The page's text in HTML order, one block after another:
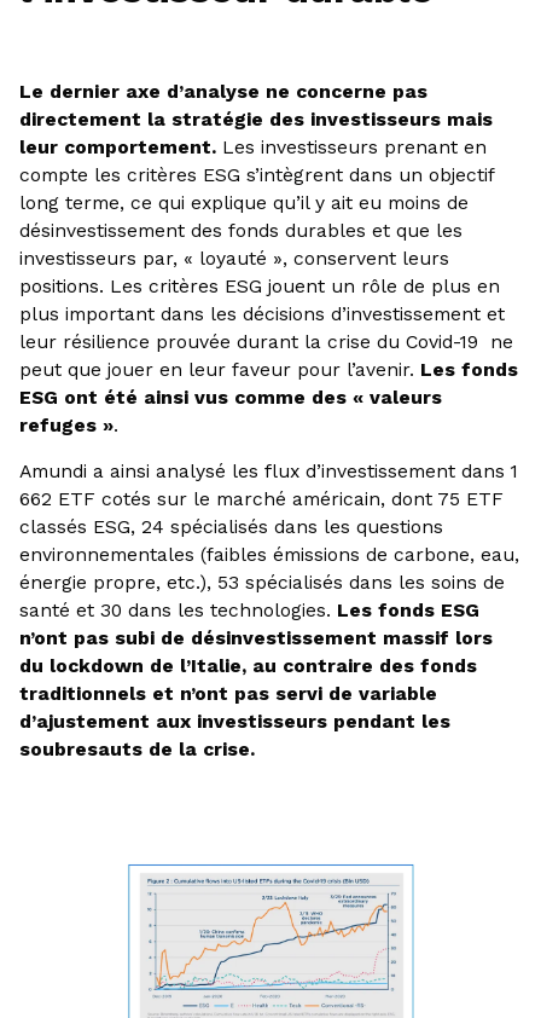
Le dernier axe d’analyse ne concerne pas
directement la stratégie des investisseurs mais
leur comportement. Les investisseurs prenant en
compte les critères ESG s’intègrent dans un objectif
long terme, ce qui explique qu’il y ait eu moins de
désinvestissement des fonds durables et que les
investisseurs par, « loyauté », conservent leurs
positions. Les critères ESG jouent un rôle de plus en
plus important dans les décisions d’investissement et
leur résilience prouvée durant la crise du Covid-19 ne
peut que jouer en leur faveur pour l’avenir. Les fonds
ESG ont été ainsi vus comme des « valeurs
refuges ».
Amundi a ainsi analysé les flux d’investissement dans 1
662 ETF cotés sur le marché américain, dont 75 ETF
classés ESG, 24 spécialisés dans les questions
environnementales (faibles émissions de carbone, eau,
énergie propre, etc.), 53 spécialisés dans les soins de
santé et 30 dans les technologies. Les fonds ESG
n’ont pas subi de désinvestissement massif lors
du lockdown de l’Italie, au contraire des fonds
traditionnels et n’ont pas servi de variable
d’ajustement aux investisseurs pendant les
soubresauts de la crise.